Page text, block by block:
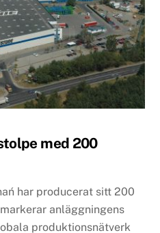
med 200
har producerat sitt 200
anläggningens
produktionsnätverk